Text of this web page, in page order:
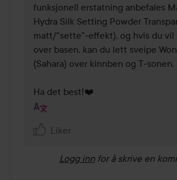
funksjonell erstatning anbefales
Hydra Silk Setting Powder
matt/"sette"-effekt), og hvis du vil
over basen, kan du lett sveipe
(Sahara) over kinnben og T-sonen.
Ha det best!❤️
Liker
Logg inn for å skrive en